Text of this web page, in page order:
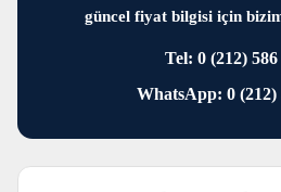
güncel fiyat bilgisi için
Tel: 0 (212) 586
WhatsApp: 0 (212)